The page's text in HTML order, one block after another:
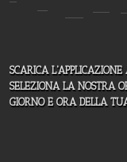
SCARICA
SELEZIONA LA NOSTRA
GIORNO E ORA DELLA